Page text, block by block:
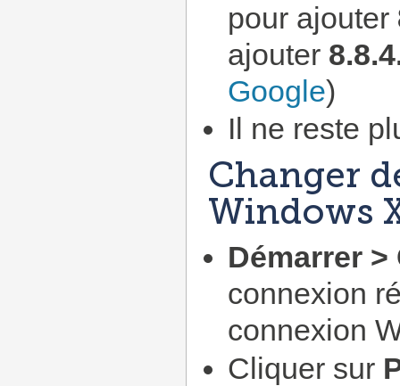
pour ajouter
ajouter
Google)
Il ne reste
Changer
Windows
Démarrer
connexion
connexion
Cliquer sur